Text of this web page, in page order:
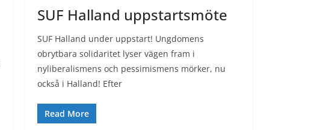
SUF Halland uppstartsmöte
SUF Halland under uppstart! Ungdomens
obrytbara solidaritet lyser vägen fram i
nyliberalismens och pessimismens mörker, nu
också i Halland! Efter
Read More